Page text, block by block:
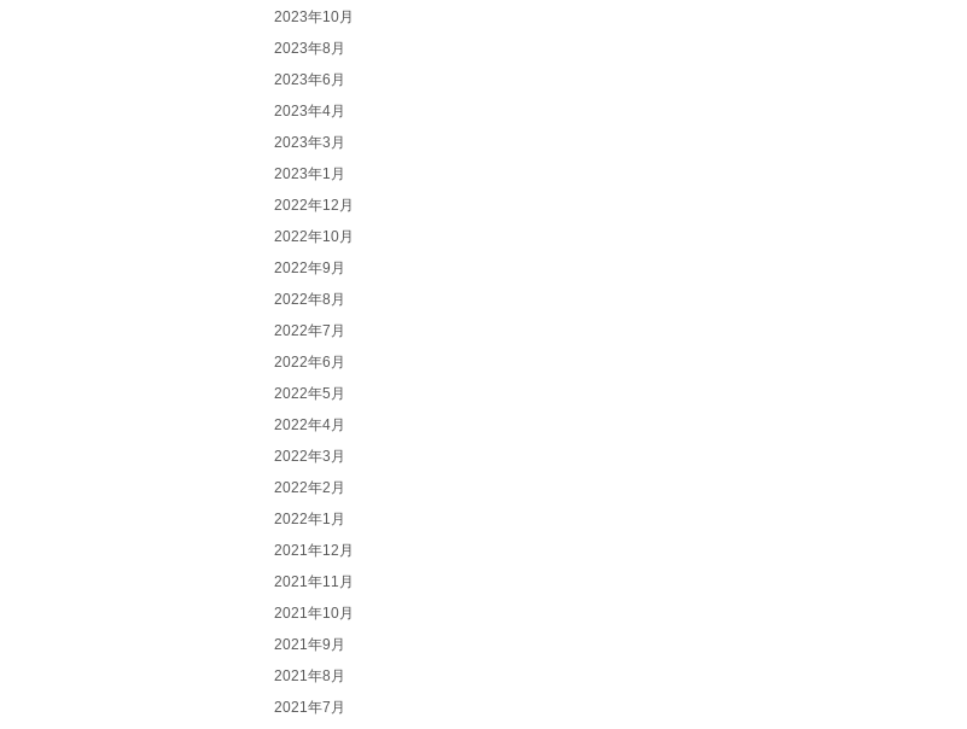
2023年10月
2023年8月
2023年6月
2023年4月
2023年3月
2023年1月
2022年12月
2022年10月
2022年9月
2022年8月
2022年7月
2022年6月
2022年5月
2022年4月
2022年3月
2022年2月
2022年1月
2021年12月
2021年11月
2021年10月
2021年9月
2021年8月
2021年7月